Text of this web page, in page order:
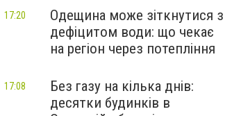
Одещина може зіткнутися з
дефіцитом води: що чекає
на регіон через потепління
17:20
Без газу на кілька днів:
десятки будинків в
17:08